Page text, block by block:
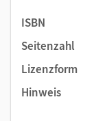
ISBN
Seitenzahl
Lizenzform
Hinweis